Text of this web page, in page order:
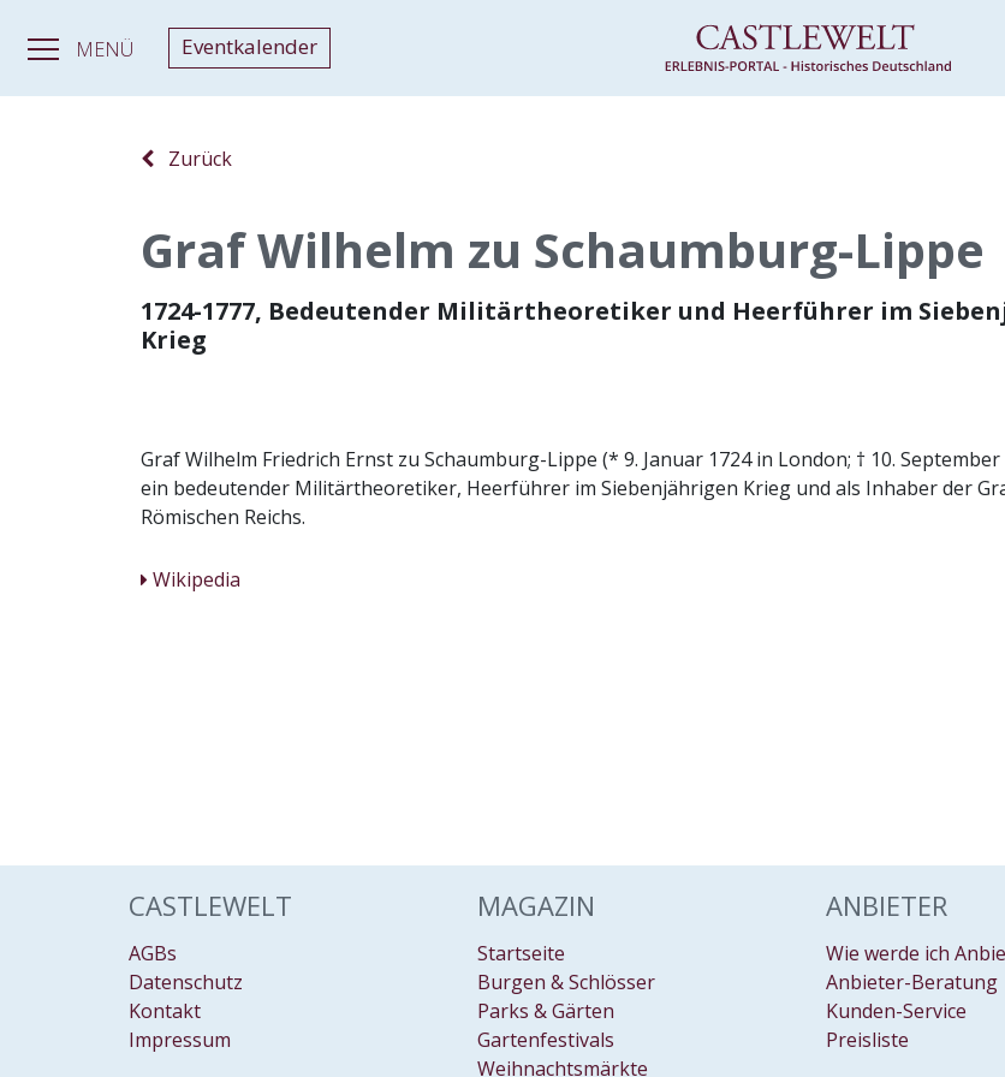
MENÜ Eventkalender
Zurück
Graf Wilhelm zu Schaumburg-Lippe
1724-1777, Bedeutender Militärtheoretiker und Heerführer im
Krieg
Graf Wilhelm Friedrich Ernst zu Schaumburg-Lippe (* 9. Januar 1724 in London; † 10.
ein bedeutender Militärtheoretiker, Heerführer im Siebenjährigen Krieg und als Inhaber der
Römischen Reichs.
Wikipedia
CASTLEWELT
AGBs
Datenschutz
Kontakt
Impressum
MAGAZIN
Startseite
Burgen & Schlösser
Parks & Gärten
Gartenfestivals
Weihnachtsmärkte
ANBIETER
Wie werde ich
Anbieter-Beratung
Kunden-Service
Preisliste